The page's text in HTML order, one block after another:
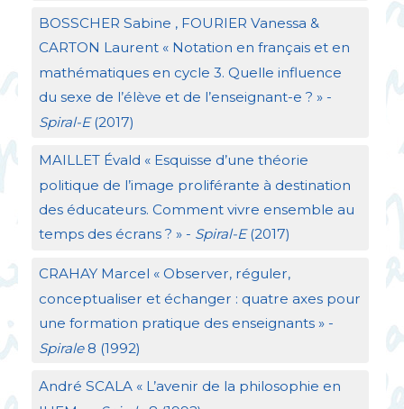
BOSSCHER Sabine , FOURIER Vanessa &
CARTON Laurent « Notation en français et en
mathématiques en cycle 3. Quelle influence
du sexe de l’élève et de l’enseignant-e ? » -
Spiral-E(2017)
MAILLETÉvald « Esquisse d’une théorie
politique de l’image proliférante à destination
des éducateurs. Comment vivre ensemble au
temps des écrans ? » - Spiral-E(2017)
CRAHAYMarcel « Observer, réguler,
conceptualiser et échanger : quatre axes pour
une formation pratique des enseignants » -
Spirale8 (1992)
André SCALA« L’avenir de la philosophie en